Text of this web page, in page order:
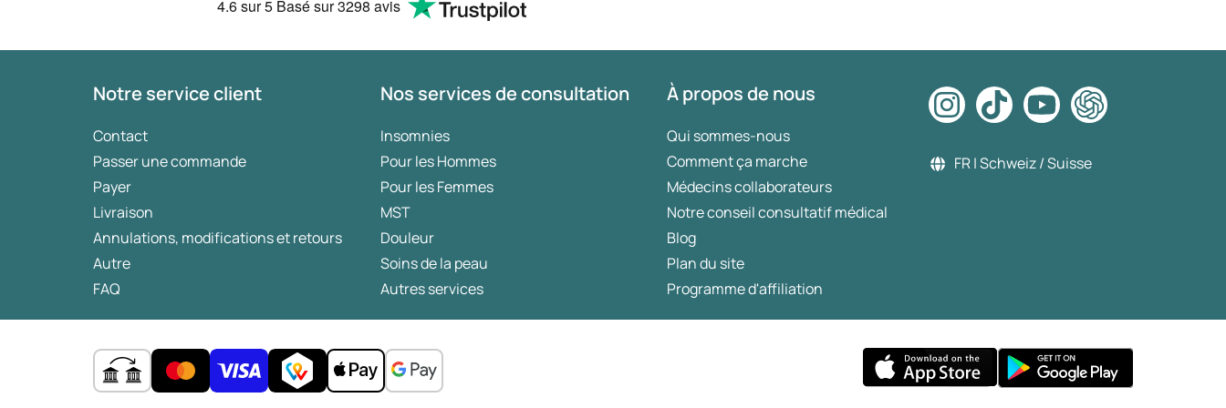
4.6sur 5 Basé sur3298 avis
Notre service client
Contact
Passer une commande
Payer
Livraison
Annulations, modifications et retours
Autre
FAQ
Nos services de consultation
Insomnies
Pour les Hommes
Pour les Femmes
MST
Douleur
Soins de la peau
Autres services
À propos de nous
Qui sommes-nous
Comment ça marche
Médecins collaborateurs
Notre conseil consultatif médical
Blog
Plan du site
Programme d'affiliation
FR | Schweiz / Suisse